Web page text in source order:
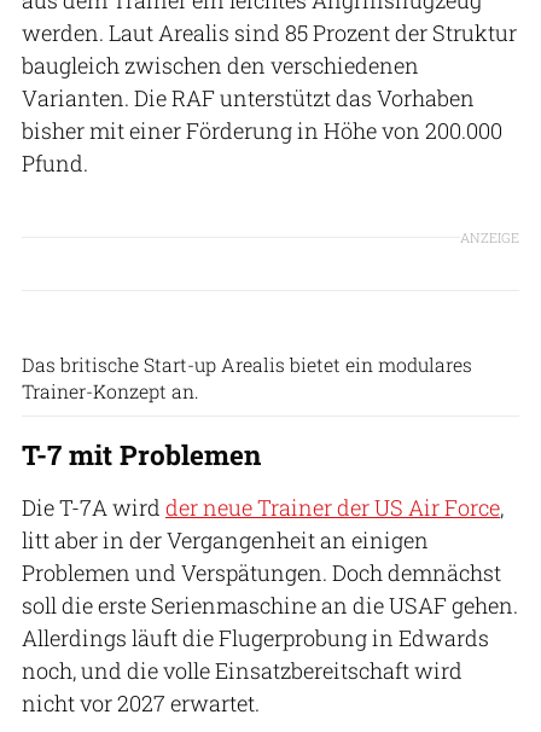
werden. Laut Arealis sind 85 Prozent der Struktur
baugleich zwischen den verschiedenen
Varianten. Die RAF unterstützt das Vorhaben
bisher mit einer Förderung in Höhe von 200.000
Pfund.
ANZEIGE
Das britische Start-up Arealis bietet ein modulares
Trainer-Konzept an.
T-7 mit Problemen
Die T-7A wird der neue Trainer der US Air Force,
litt aber in der Vergangenheit an einigen
Problemen und Verspätungen. Doch demnächst
soll die erste Serienmaschine an die USAF gehen.
Allerdings läuft die Flugerprobung in Edwards
noch, und die volle Einsatzbereitschaft wird
nicht vor 2027 erwartet.